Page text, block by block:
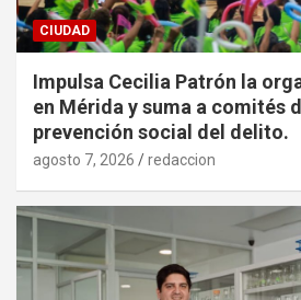
CIUDAD
Impulsa Cecilia Patrón la
en Mérida y suma a comités
prevención social del delito.
agosto 7, 2026 redaccion